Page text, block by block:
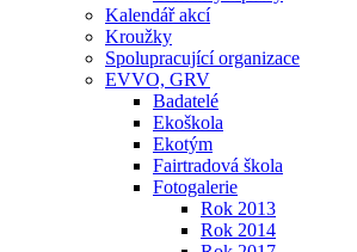
Kalendář akcí
Kroužky
Spolupracující organizace
EVVO, GRV
Badatelé
Ekoškola
Ekotým
Fairtradová škola
Fotogalerie
Rok 2013
Rok 2014